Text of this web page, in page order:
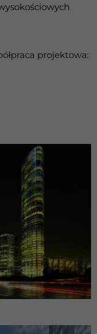
projektowa: